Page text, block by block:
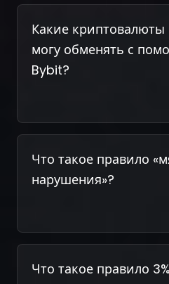
Какие
могу обменять с
Bybit?
Что такое правило
нарушения»?
Что такое правило